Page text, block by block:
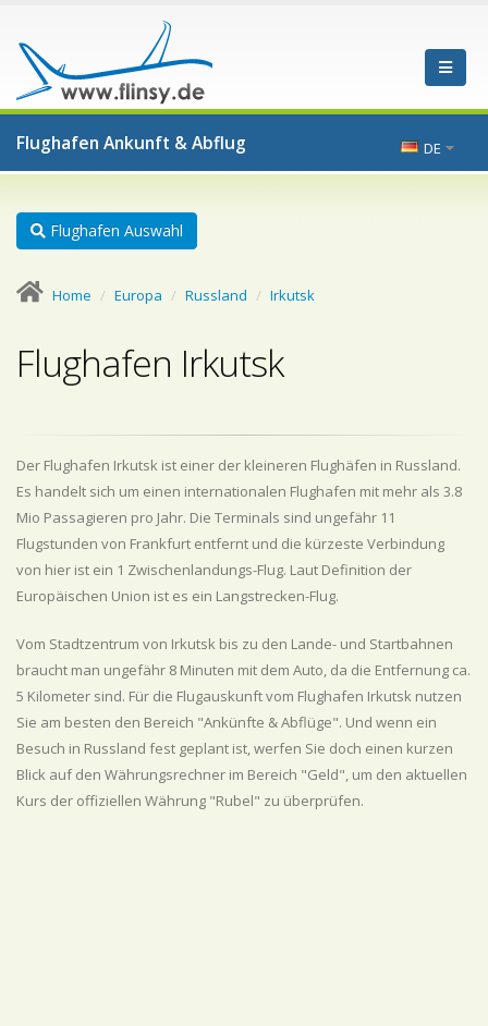
Flughafen Ankunft & Abflug DE
Flughafen Auswahl
Home Europa Russland Irkutsk
Flughafen Irkutsk
Der Flughafen Irkutsk ist einer der kleineren Flughäfen in Russland.
Es handelt sich um einen internationalen Flughafen mit mehr als 3.8
Mio Passagieren pro Jahr. Die Terminals sind ungefähr 11
Flugstunden von Frankfurt entfernt und die kürzeste Verbindung
von hier ist ein 1 Zwischenlandungs-Flug. Laut Definition der
Europäischen Union ist es ein Langstrecken-Flug.
Vom Stadtzentrum von Irkutsk bis zu den Lande- und Startbahnen
braucht man ungefähr 8 Minuten mit dem Auto, da die Entfernung ca.
5 Kilometer sind. Für die Flugauskunft vom Flughafen Irkutsk nutzen
Sie am besten den Bereich "Ankünfte & Abflüge". Und wenn ein
Besuch in Russland fest geplant ist, werfen Sie doch einen kurzen
Blick auf den Währungsrechner im Bereich "Geld", um den aktuellen
Kurs der offiziellen Währung "Rubel" zu überprüfen.